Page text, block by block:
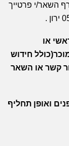
השאר/י פרטייך
או
חידוש
קשר או השאר
ואופן תחליף